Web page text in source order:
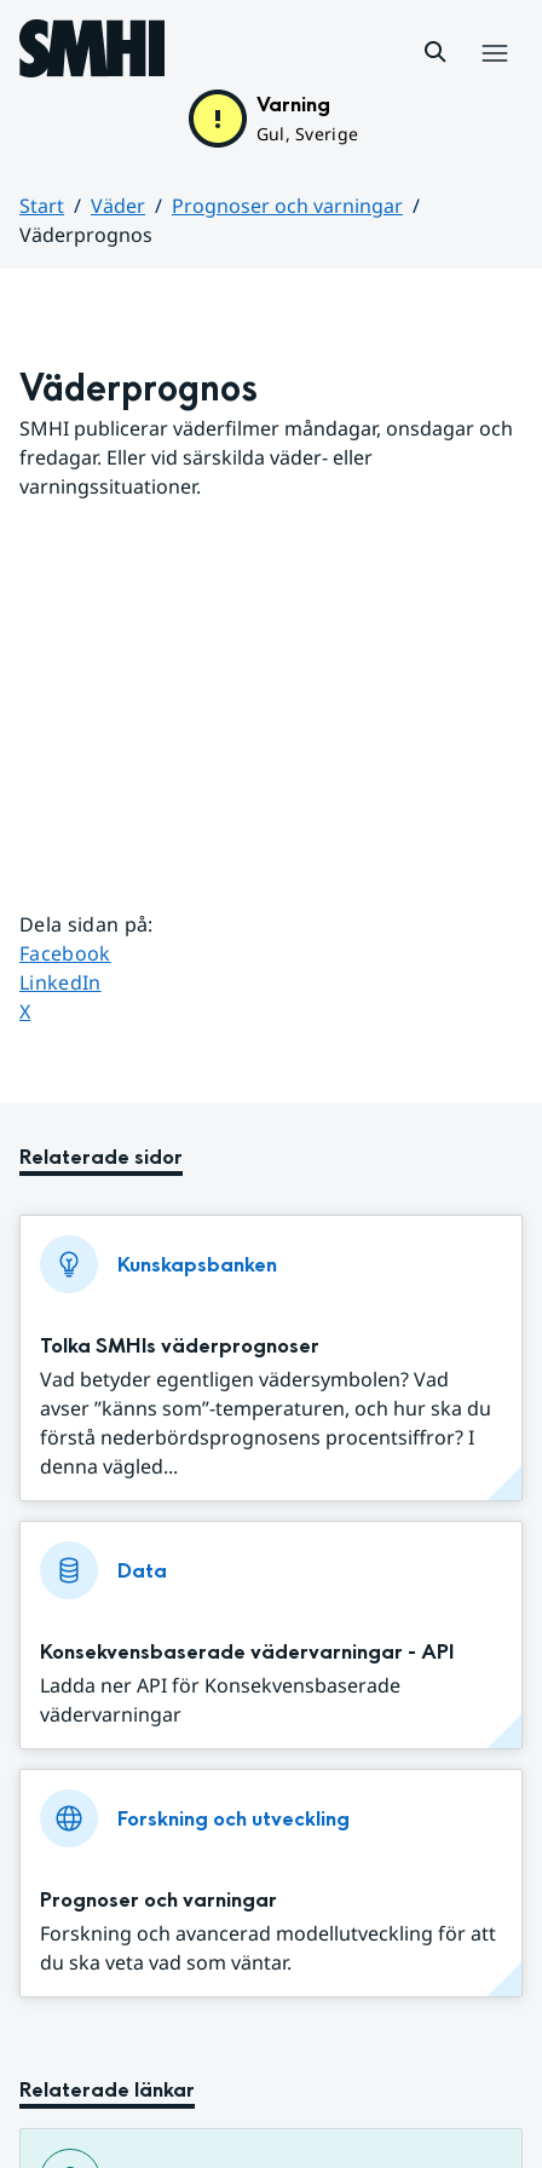
Hoppa till sidans innehåll
Varning
Gul, Sverige
Start Väder
Prognoser och varningar
Väderprognos
Väderprognos
SMHI publicerar väderfilmer måndagar, onsdagar och
fredagar. Eller vid särskilda väder- eller
varningssituationer.
Dela sidan på:
Dela sidan på
Facebook
Dela sidan på
LinkedIn
Dela sidan på
X
Relaterade sidor
Kunskapsbanken
Tolka SMHIs väderprognoser
Vad betyder egentligen vädersymbolen? Vad
avser ”känns som”-temperaturen, och hur ska du
förstå nederbördsprognosens procentsiffror? I
denna vägled...
Data
Konsekvensbaserade vädervarningar - API
Ladda ner API för Konsekvensbaserade
vädervarningar
Forskning och utveckling
Prognoser och varningar
Forskning och avancerad modellutveckling för att
du ska veta vad som väntar.
Relaterade länkar